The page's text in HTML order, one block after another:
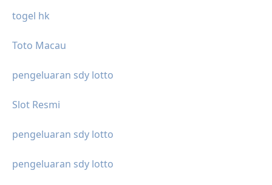
togel hk
Toto Macau
pengeluaran sdy lotto
Slot Resmi
pengeluaran sdy lotto
pengeluaran sdy lotto